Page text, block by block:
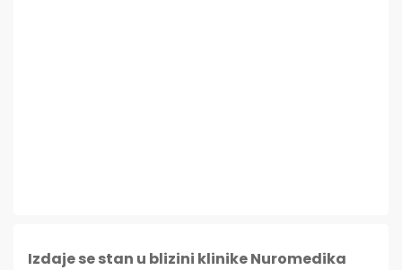
Izdaje se stan u blizini klinike Nuromedika